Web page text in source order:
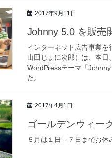
2017年9月11日
Johnny 5.0 を販売
インターネット広告事業を
山田じょに次郎）は、本
WordPressテーマ「
た。
2017年4月1日
ゴールデンウィー
５月は１日～７日までお休